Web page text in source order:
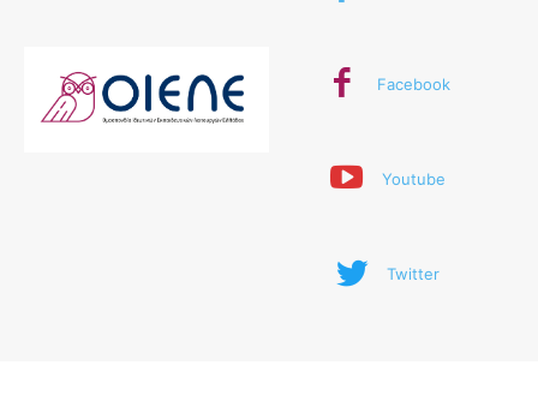
Facebook
Youtube
Twitter